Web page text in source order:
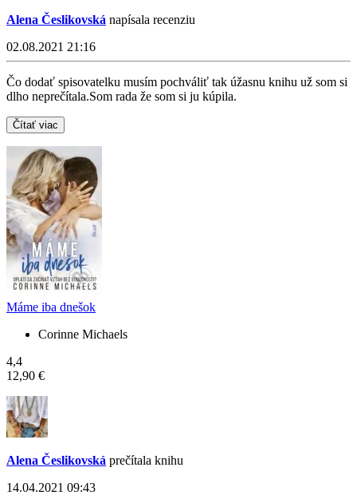
Alena Česlikovská napísala recenziu
02.08.2021 21:16
Čo dodať spisovatelku musím pochváliť tak úžasnu knihu už som si
dlho neprečítala.Som rada že som si ju kúpila.
Čítať viac
Máme iba dnešok
Corinne Michaels
4,4
12,90 €
Alena Česlikovská prečítala knihu
14.04.2021 09:43